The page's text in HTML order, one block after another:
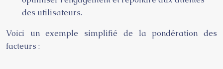
des utilisateurs.
Voici un exemple simplifié de la pondération des
facteurs :